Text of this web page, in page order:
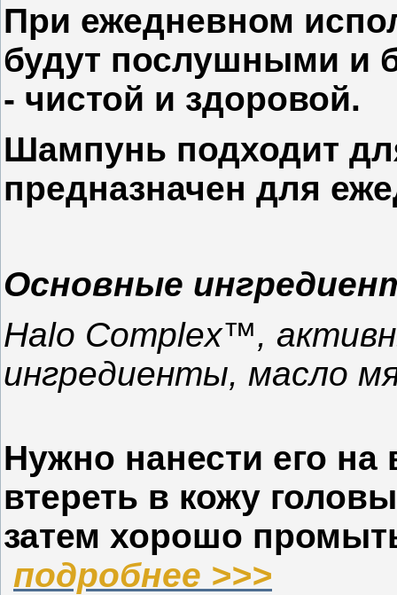
При ежедневном
будут послушными и
- чистой и здоровой.
Шампунь подходит
предназначен для
Основные
Halo Complex™,
ингредиенты, масло
Нужно нанести его
втереть в кожу
затем хорошо
подробнее >>>